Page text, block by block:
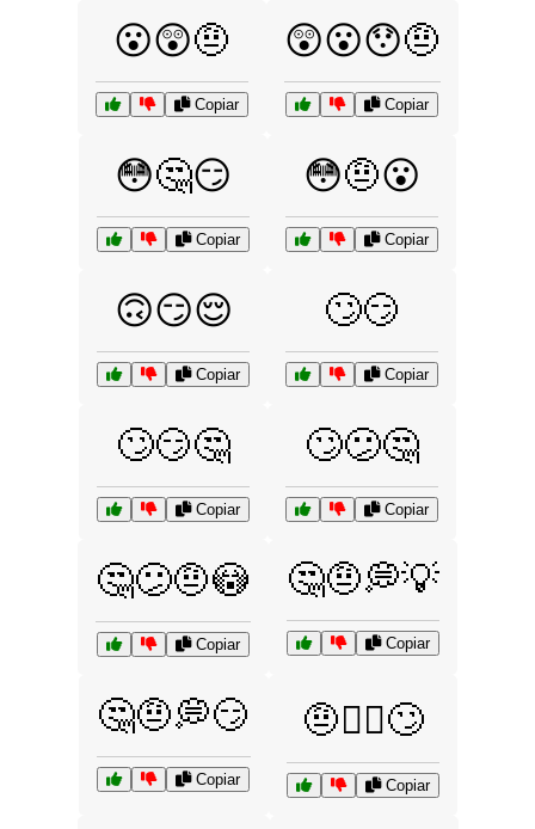
😮😲🤨
Copiar
😲😮😯🤨
Copiar
😳🤔😏
Copiar
😳🤨😮
Copiar
🙃😏😌
Copiar
🙄😏
Copiar
🙄😏🤔
Copiar
🙄😕🤔
Copiar
🤔😕🤨😳
Copiar
🤔🤨💭💡
Copiar
🤔🤨💭😏
Copiar
🤨💁‍♀️🙄
Copiar